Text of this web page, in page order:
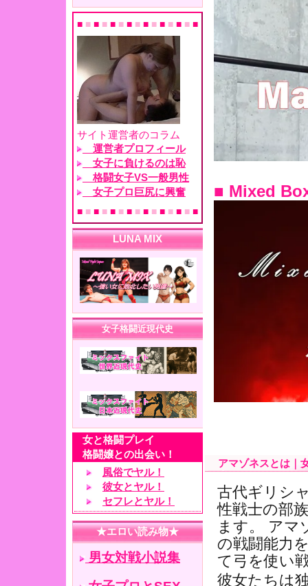
■ Mixed
アマゾネスとは｜
古代ギリシ
性戦士の部
ます。 アマ
の戦闘能力
て弓を使い
彼女たちは